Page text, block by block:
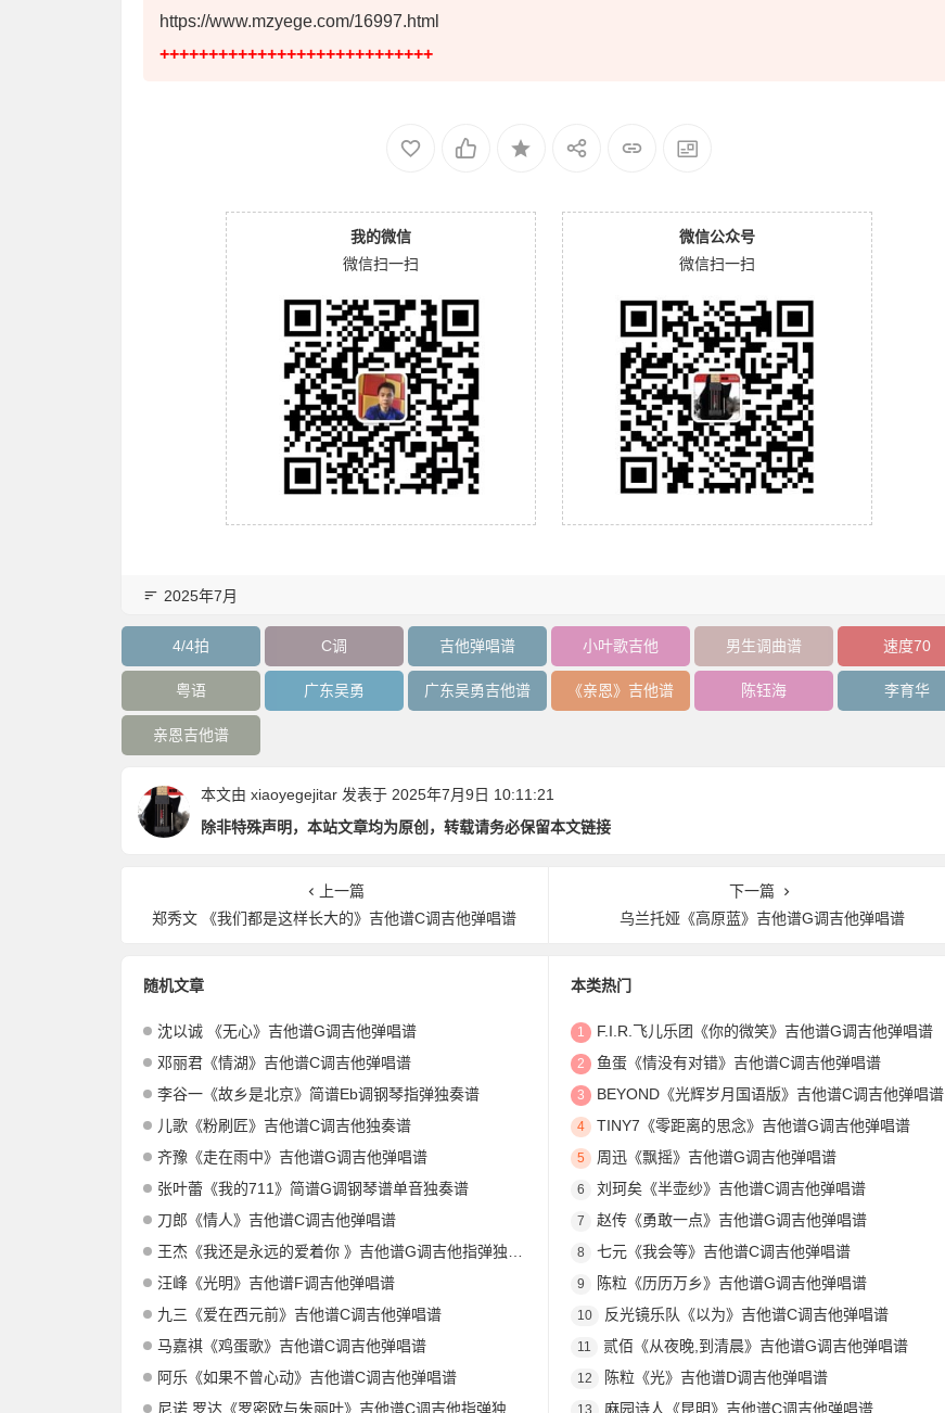
https://www.mzyege.com/16997.html
++++++++++++++++++++++++++++
我的微信
微信扫一扫
微信公众号
微信扫一扫
2025年7月
4/4拍 C调 吉他弹唱谱 小叶歌吉他 男生调曲谱 速度70
粤语 广东吴勇 广东吴勇吉他谱 《亲恩》吉他谱 陈钰海 李育华
亲恩吉他谱
本文由 xiaoyegejitar 发表于 2025年7月9日 10:11:21
除非特殊声明，本站文章均为原创，转载请务必保留本文链接
上一篇
郑秀文 《我们都是这样长大的》吉他谱C调吉他弹唱谱
下一篇
乌兰托娅《高原蓝》吉他谱G调吉他弹唱谱
随机文章
沈以诚 《无心》吉他谱G调吉他弹唱谱
邓丽君《情湖》吉他谱C调吉他弹唱谱
李谷一《故乡是北京》简谱Eb调钢琴指弹独奏谱
儿歌《粉刷匠》吉他谱C调吉他独奏谱
齐豫《走在雨中》吉他谱G调吉他弹唱谱
张叶蕾《我的711》简谱G调钢琴谱单音独奏谱
刀郎《情人》吉他谱C调吉他弹唱谱
王杰《我还是永远的爱着你 》吉他谱G调吉他指弹独奏谱
汪峰《光明》吉他谱F调吉他弹唱谱
九三《爱在西元前》吉他谱C调吉他弹唱谱
马嘉祺《鸡蛋歌》吉他谱C调吉他弹唱谱
阿乐《如果不曾心动》吉他谱C调吉他弹唱谱
尼诺.罗达《罗密欧与朱丽叶》吉他谱C调吉他指弹独奏谱
本类热门
1 F.I.R.飞儿乐团《你的微笑》吉他谱G调吉他弹唱谱
2 鱼蛋《情没有对错》吉他谱C调吉他弹唱谱
3 BEYOND《光辉岁月国语版》吉他谱C调吉他弹唱谱
4 TINY7《零距离的思念》吉他谱G调吉他弹唱谱
5 周迅《飘摇》吉他谱G调吉他弹唱谱
6 刘珂矣《半壶纱》吉他谱C调吉他弹唱谱
7 赵传《勇敢一点》吉他谱G调吉他弹唱谱
8 七元《我会等》吉他谱C调吉他弹唱谱
9 陈粒《历历万乡》吉他谱G调吉他弹唱谱
10 反光镜乐队《以为》吉他谱C调吉他弹唱谱
11 贰佰《从夜晚,到清晨》吉他谱G调吉他弹唱谱
12 陈粒《光》吉他谱D调吉他弹唱谱
13 麻园诗人《昆明》吉他谱C调吉他弹唱谱